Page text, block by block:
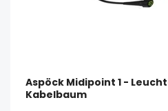
Aspöck Midipoint 1 -
Kabelbaum